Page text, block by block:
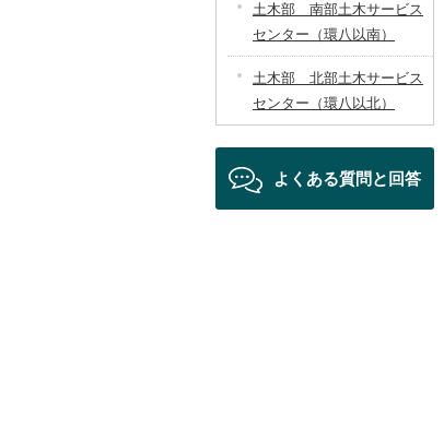
土木部 南部土木サービス
センター（環八以南）
土木部 北部土木サービス
センター（環八以北）
よくある質問と回答